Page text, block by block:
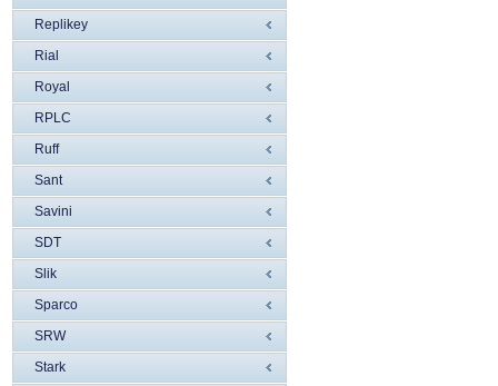
Replikey
Rial
Royal
RPLC
Ruff
Sant
Savini
SDT
Slik
Sparco
SRW
Stark